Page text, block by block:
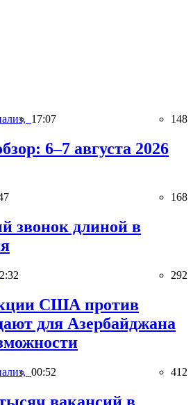
17:07 148
6–7 августа 2026
168
звонок длиной в
292
США против
для Азербайджана
00:52 412
вакансий в